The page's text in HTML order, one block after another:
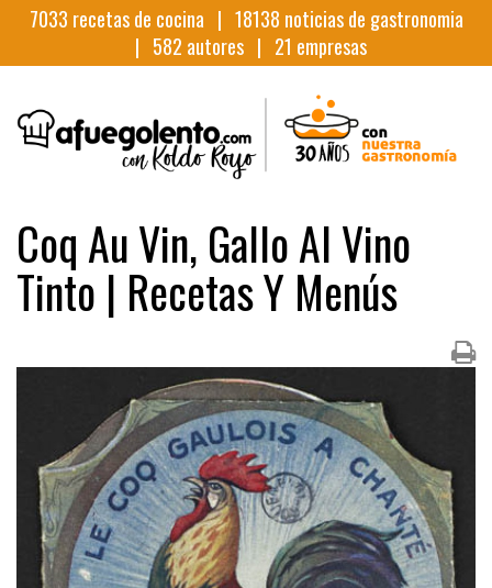
7033 recetas de cocina | 18138 noticias de gastronomia
| 582 autores | 21 empresas
Coq Au Vin, Gallo Al Vino
Tinto | Recetas Y Menús